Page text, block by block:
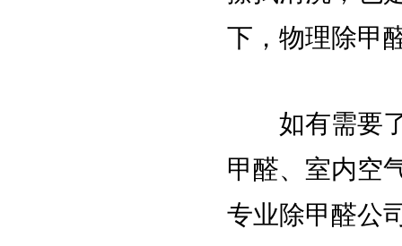
下，物理除甲
如有需要了
甲醛、室内空
专业除甲醛公